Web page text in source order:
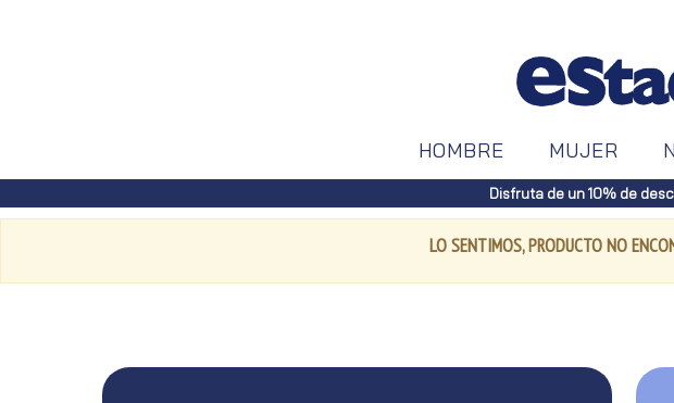
HOMBRE MUJER
Disfruta de un 10% de
LO SENTIMOS, PRODUCTO NO